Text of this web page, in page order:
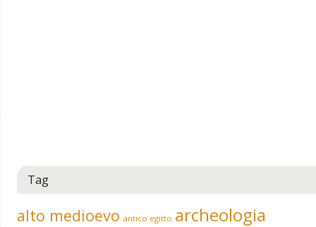
Tag
alto medioevo antico egitto archeologia